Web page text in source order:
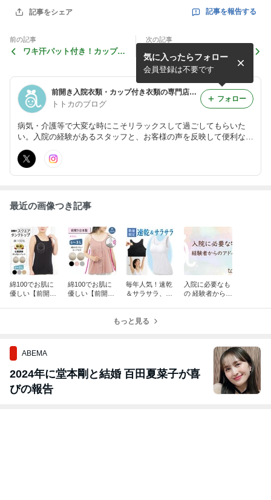
記事をシェア 記事を報告する
前の記事
ワキ汗パット付き！カップ付
次の記事
ピンクリボンウォーク2009
前開き入院衣類・カップ付き衣類の専門店 トトカのスタッフブログ
トトカのブログ
病気・介護等で大変な時にこそリラックスして過ごしてもらいた
い。入院の経験があるスタッフと、お客様の声を反映して便利なイ
5年の小さなお店のスタッフブログです。
気に入ったらフォロー
会員登録は不要です
フォロー
最近の画像つき記事
綿100でお肌に
優しい【前開き
綿100でお肌に
優しい【前開き
毎年人気！速乾
＆サラサラ、カ
【数量限定】
入院に必要なも
の 経験者からの
もっと見る
ABEMA
2024年に堂本剛と結婚 百田夏菜子が喜
びの報告